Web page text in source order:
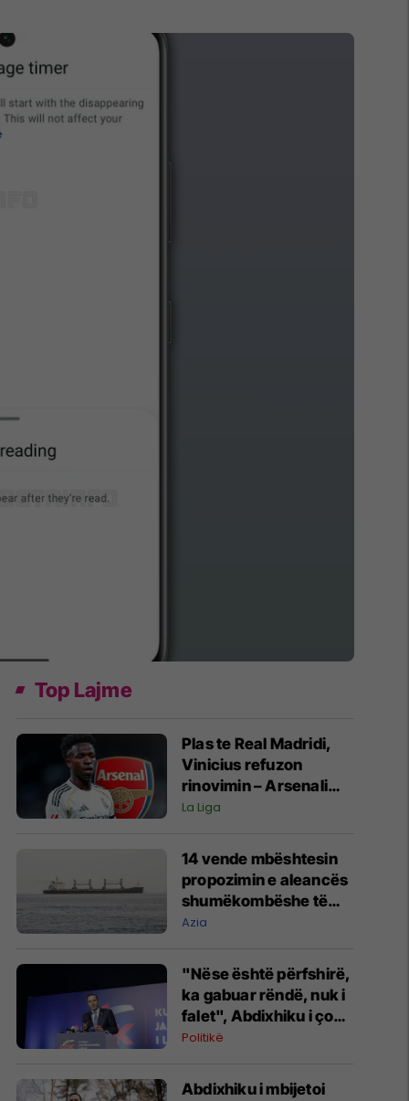
Top Lajme
Plas te Real Madridi,
Vinicius refuzon
rinovimin – Arsenali
gati ofertën 140
La Liga
14 vende mbështesin
propozimin e aleancës
shumëkombëshe të
mbrojtjes detare të
Saudite
Azia
"Nëse është përfshirë,
ka gabuar rëndë, nuk i
falet", Abdixhiku i çon
“selam” Përparim
Politikë
Abdixhiku i mbijetoi